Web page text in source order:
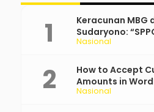
Nasional
Keracunan MBG
Sudaryono:
Bertanggung
Nasional
How to Accept
Amounts in